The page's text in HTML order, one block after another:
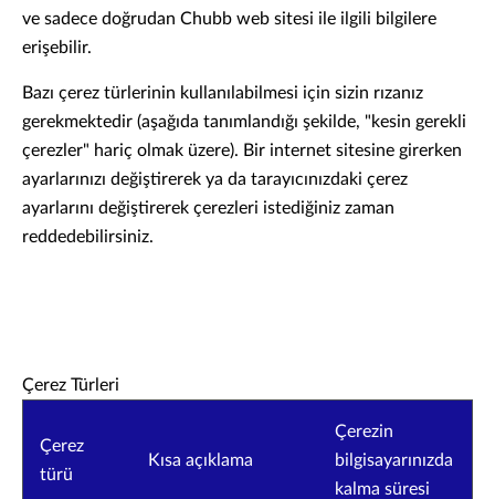
ve sadece doğrudan Chubb web sitesi ile ilgili bilgilere
erişebilir.
Bazı çerez türlerinin kullanılabilmesi için sizin rızanız
gerekmektedir (aşağıda tanımlandığı şekilde, "kesin gerekli
çerezler" hariç olmak üzere). Bir internet sitesine girerken
ayarlarınızı değiştirerek ya da tarayıcınızdaki çerez
ayarlarını değiştirerek çerezleri istediğiniz zaman
reddedebilirsiniz.
Çerez Türleri
Çerez
türü
Kısa açıklama
Çerezin
bilgisayarınızda
kalma süresi